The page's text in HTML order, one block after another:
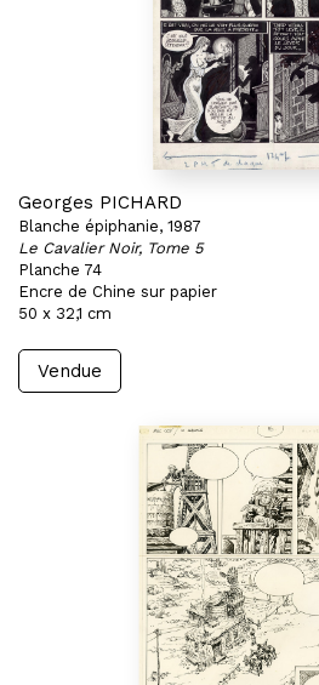
Georges PICHARD
Blanche épiphanie, 1987
Le Cavalier Noir, Tome 5
Planche 74
Encre de Chine sur papier
50 x 32,1 cm
Vendue